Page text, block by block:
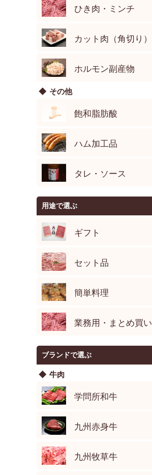
ひき肉・ミンチ
カット肉（角切り）
ホルモン副産物
その他
飽和脂肪酸
ハム加工品
タレ・ソース
用途で選ぶ
ギフト
セット品
簡単料理
業務用・まとめ買い
ブランドで選ぶ
牛肉
学問所和牛
九州赤身牛
九州牧草牛